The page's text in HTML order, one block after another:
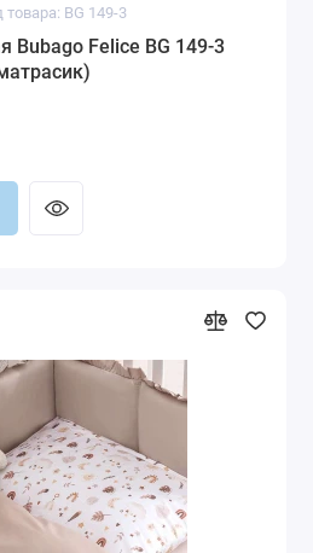
товара: BG 149-3
Bubago Felice BG 149-3